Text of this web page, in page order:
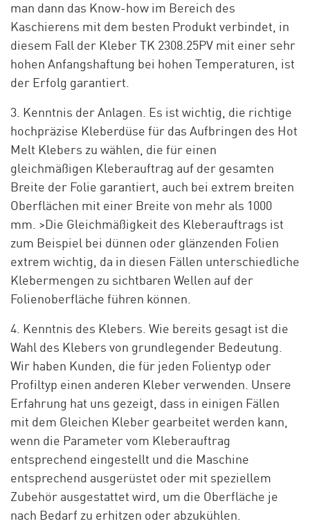
man dann das Know-how im Bereich des
Kaschierens mit dem besten Produkt verbindet, in
diesem Fall der Kleber TK 2308.25PV mit einer sehr
hohen Anfangshaftung bei hohen Temperaturen, ist
der Erfolg garantiert.
3. Kenntnis der Anlagen. Es ist wichtig, die richtige
hochpräzise Kleberdüse für das Aufbringen des Hot
Melt Klebers zu wählen, die für einen
gleichmäßigen Kleberauftrag auf der gesamten
Breite der Folie garantiert, auch bei extrem breiten
Oberflächen mit einer Breite von mehr als 1000
mm. >Die Gleichmäßigkeit des Kleberauftrags ist
zum Beispiel bei dünnen oder glänzenden Folien
extrem wichtig, da in diesen Fällen unterschiedliche
Klebermengen zu sichtbaren Wellen auf der
Folienoberfläche führen können.
4. Kenntnis des Klebers. Wie bereits gesagt ist die
Wahl des Klebers von grundlegender Bedeutung.
Wir haben Kunden, die für jeden Folientyp oder
Profiltyp einen anderen Kleber verwenden. Unsere
Erfahrung hat uns gezeigt, dass in einigen Fällen
mit dem Gleichen Kleber gearbeitet werden kann,
wenn die Parameter vom Kleberauftrag
entsprechend eingestellt und die Maschine
entsprechend ausgerüstet oder mit speziellem
Zubehör ausgestattet wird, um die Oberfläche je
nach Bedarf zu erhitzen oder abzukühlen.